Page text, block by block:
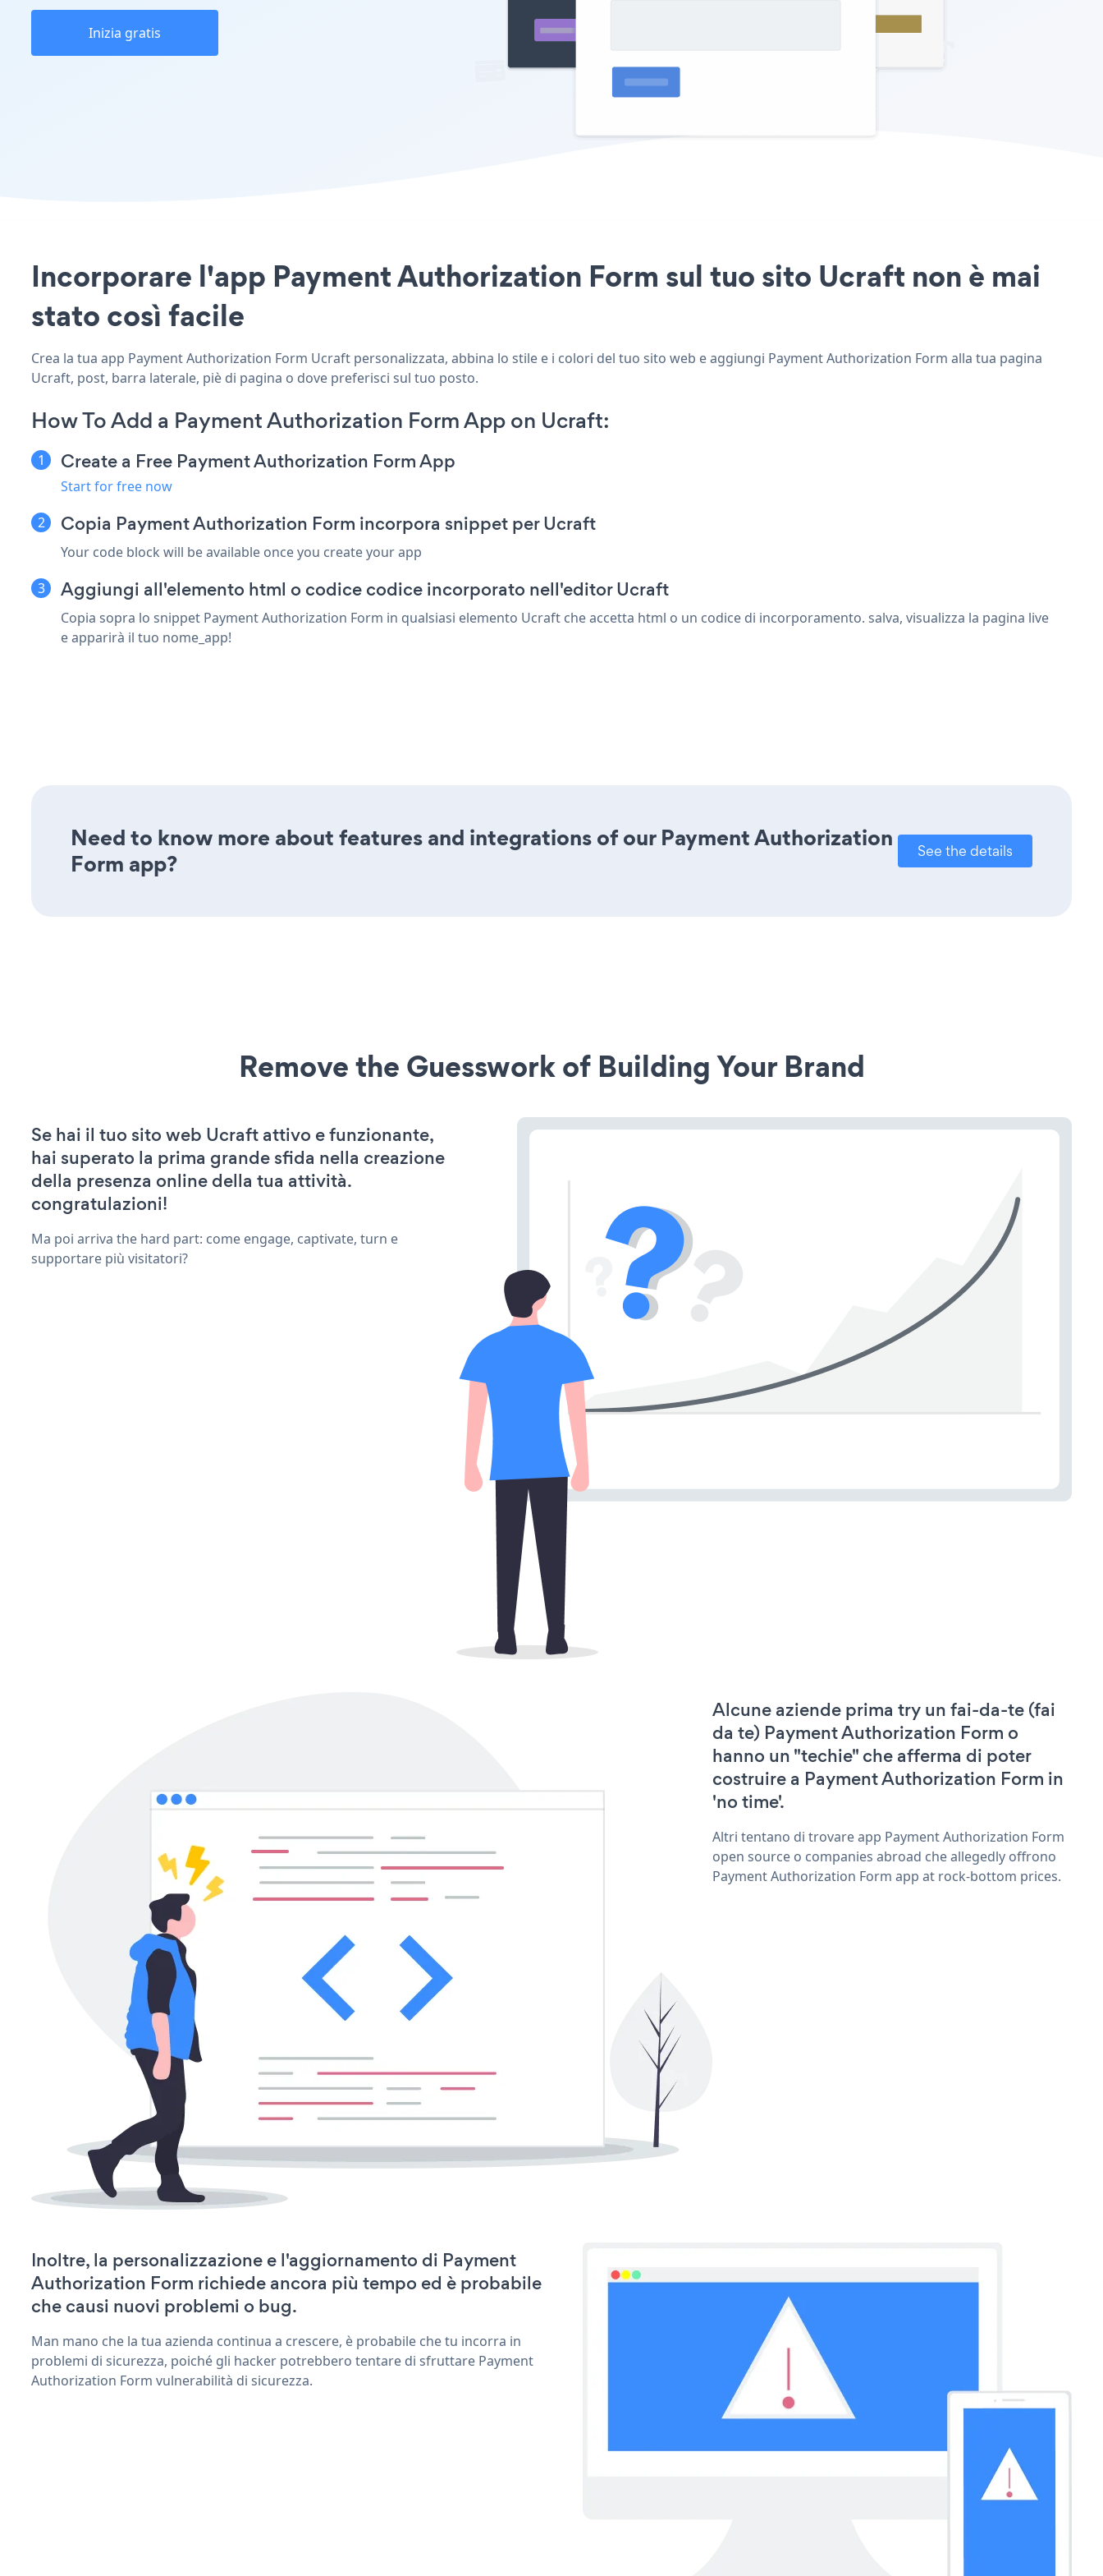
Inizia gratis
Incorporare l'app Payment Authorization Form sul tuo sito Ucraft non è mai
stato così facile
Crea la tua app Payment Authorization Form Ucraft personalizzata, abbina lo stile e i colori del tuo sito web e aggiungi Payment Authorization Form alla tua pagina
Ucraft, post, barra laterale, piè di pagina o dove preferisci sul tuo posto.
How To Add a Payment Authorization Form App on Ucraft:
Create a Free Payment Authorization Form App
Start for free now
Copia Payment Authorization Form incorpora snippet per Ucraft
Your code block will be available once you create your app
Aggiungi all'elemento html o codice codice incorporato nell'editor Ucraft
Copia sopra lo snippet Payment Authorization Form in qualsiasi elemento Ucraft che accetta html o un codice di incorporamento. salva, visualizza la pagina live
e apparirà il tuo nome_app!
Need to know more about features and integrations of our Payment Authorization
Form app?
See the details
Remove the Guesswork of Building Your Brand
Se hai il tuo sito web Ucraft attivo e funzionante,
hai superato la prima grande sfida nella creazione
della presenza online della tua attività.
congratulazioni!
Ma poi arriva the hard part: come engage, captivate, turn e
supportare più visitatori?
Alcune aziende prima try un fai-da-te (fai
da te) Payment Authorization Form o
hanno un "techie" che afferma di poter
costruire a Payment Authorization Form in
'no time'.
Altri tentano di trovare app Payment Authorization Form
open source o companies abroad che allegedly offrono
Payment Authorization Form app at rock-bottom prices.
Inoltre, la personalizzazione e l'aggiornamento di Payment
Authorization Form richiede ancora più tempo ed è probabile
che causi nuovi problemi o bug.
Man mano che la tua azienda continua a crescere, è probabile che tu incorra in
problemi di sicurezza, poiché gli hacker potrebbero tentare di sfruttare Payment
Authorization Form vulnerabilità di sicurezza.